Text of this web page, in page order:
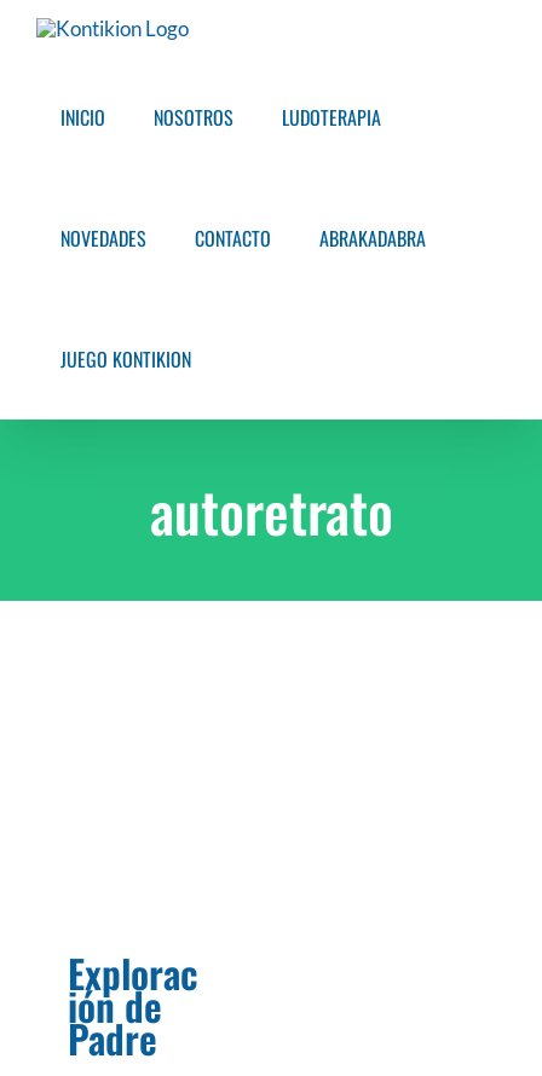
Saltar
INICIO NOSOTROS LUDOTERAPIA
NOVEDADES CONTACTO ABRAKADABRA
JUEGO KONTIKION
autoretrato
Explorac
ión de
Padre